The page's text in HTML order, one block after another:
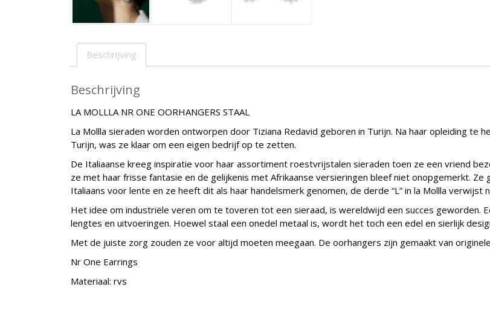
Beschrijving
Beschrijving
LA MOLLLA NR ONE OORHANGERS STAAL
La Mollla sieraden worden ontworpen door Tiziana Redavid geboren in Turijn. Na haar opleiding te
Turijn, was ze klaar om een eigen bedrijf op te zetten.
De Italiaanse kreeg inspiratie voor haar assortiment roestvrijstalen sieraden toen ze een vriend
ze met haar frisse fantasie en de gelijkenis met Afrikaanse versieringen bleef niet onopgemerkt. Ze
Italiaans voor lente en ze heeft dit als haar handelsmerk genomen, de derde “L” in la Mollla verwijst
Het idee om industriële veren om te toveren tot een sieraad, is wereldwijd een succes geworden.
lengtes en uitvoeringen. Hoewel staal een onedel metaal is, wordt het toch een edel en sierlijk
Met de juiste zorg zouden ze voor altijd moeten meegaan. De oorhangers zijn gemaakt van
Nr One Earrings
Materiaal: rvs